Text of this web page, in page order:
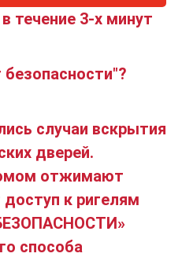
течение 3-х минут
случаи вскрытия
дверей.
отжимают
к ригелям
способа